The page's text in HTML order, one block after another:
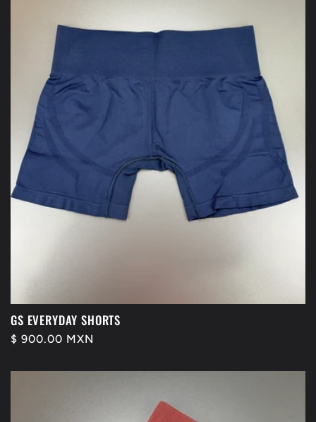
GS EVERYDAY SHORTS
Precio
$ 900.00 MXN